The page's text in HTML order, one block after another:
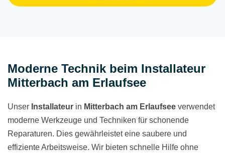
Moderne Technik beim Installateur
Mitterbach am Erlaufsee
Unser Installateur in Mitterbach am Erlaufsee verwendet
moderne Werkzeuge und Techniken für schonende
Reparaturen. Dies gewährleistet eine saubere und
effiziente Arbeitsweise. Wir bieten schnelle Hilfe ohne